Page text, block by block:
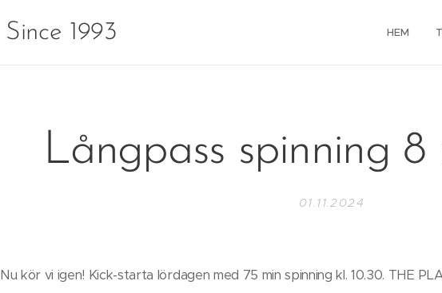
Since 1993 HEM
Långpass spinning 8
01.11.2024
Nu kör vi igen! Kick-starta lördagen med 75 min spinning kl. 10.30. THE